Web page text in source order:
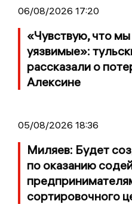
06/08/2026 17:20
«Чувствую, что
уязвимые»:
рассказали о
Алексине
05/08/2026 18:36
Миляев: Будет
по оказанию
сортировочного